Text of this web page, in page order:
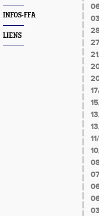
INFOS-FFA
LIENS